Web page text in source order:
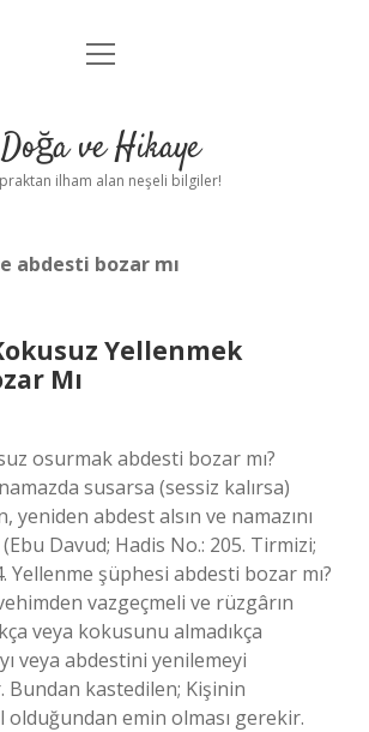
Anasayfa
Yasal Uyarı
menüyü
Doğa ve Hikaye
ilham alan neşeli bilgiler!
abdesti bozar mı
Yellenmek
Mı
osurmak abdesti bozar mı?
susarsa (sessiz kalırsa)
yeniden abdest alsın ve namazını
(Ebu Davud; Hadis No.: 205. Tirmizi;
Yellenme şüphesi abdesti bozar mı?
vazgeçmeli ve rüzgârın
veya kokusunu almadıkça
veya abdestini yenilemeyi
Bundan kastedilen; Kişinin
olduğundan emin olması gerekir.